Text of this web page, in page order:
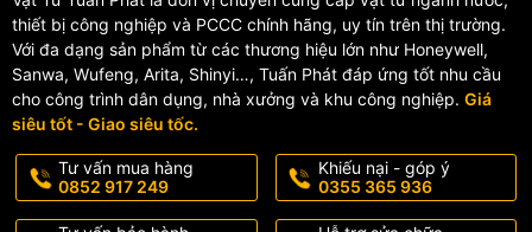
Dễ dàng bảo trì
🔹 Lớp phủ bảo vệ
Bề mặt được sơn epoxy dày giúp:
Chống oxy hóa
Chống ăn mòn
Tăng tuổi thọ sản phẩm trong môi trường ẩm ướt
thiết bị công nghiệp và PCCC chính hãng, uy tín trên thị trường.
Với đa dạng sản phẩm từ các thương hiệu lớn như Honeywell,
Sanwa, Wufeng, Arita, Shinyi…, Tuấn Phát đáp ứng tốt nhu cầu
cho công trình dân dụng, nhà xưởng và khu công nghiệp. Giá
siêu tốt - Giao siêu tốc.
Tư vấn mua hàng
0852 917 249
Khiếu nại - góp ý
0355 365 936